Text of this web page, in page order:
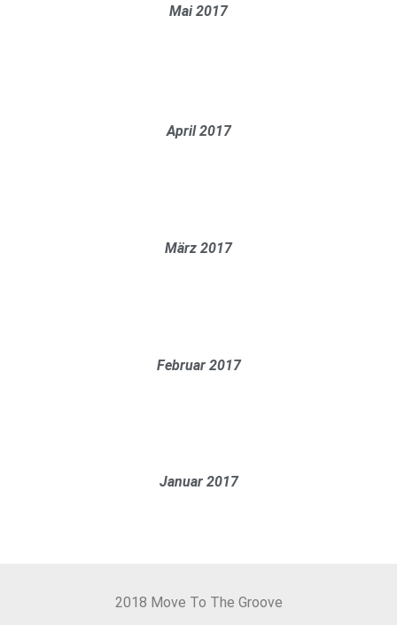
Mai 2017
April 2017
März 2017
Februar 2017
Januar 2017
2018 Move To The Groove